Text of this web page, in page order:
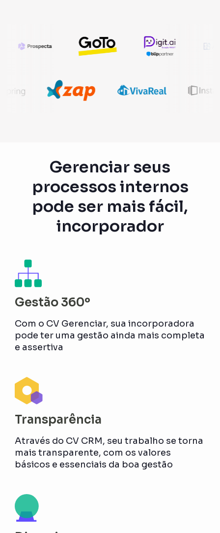
Gerenciar seus
processos internos
pode ser mais fácil,
incorporador
Gestão 360º
Com o CV Gerenciar, sua incorporadora
pode ter uma gestão ainda mais completa
e assertiva
Transparência
Através do CV CRM, seu trabalho se torna
mais transparente, com os valores
básicos e essenciais da boa gestão